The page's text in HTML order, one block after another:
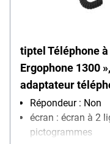
tiptel Téléphone
Ergophone 1300
adaptateur
Répondeur : Non
écran : écran à 2
pictogrammes